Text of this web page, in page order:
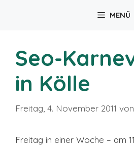
MENÜ
Seo-
in Kölle
Freitag, 4. November 2011 von
Freitag in einer Woche – am